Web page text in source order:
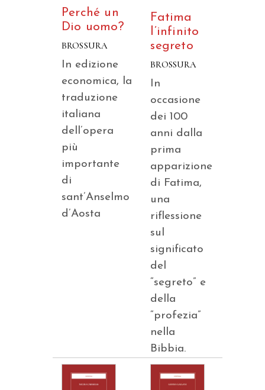
Perché un
Dio uomo?
BROSSURA
In edizione
economica, la
traduzione
italiana
dell’opera
più
importante
di
sant’Anselmo
d’Aosta
Fatima
l’infinito
segreto
BROSSURA
In
occasione
dei 100
anni dalla
prima
apparizione
di Fatima,
una
riflessione
sul
significato
del
“segreto” e
della
“profezia”
nella
Bibbia.